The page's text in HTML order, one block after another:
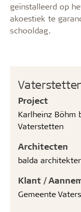
Project
Karlheinz Böhm
Vaterstetten
Architecten
balda
Klant /
Gemeente
geïnstalleerd op
akoestiek te
schooldag.